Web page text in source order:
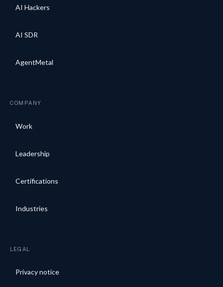
AI Hackers
AI SDR
AgentMetal
COMPANY
Work
Leadership
Certifications
Industries
LEGAL
Privacy notice